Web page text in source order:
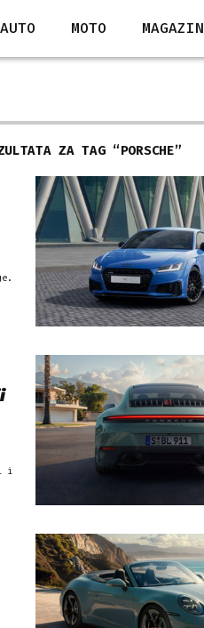
AUTO MOTO MAGAZIN
ZA TAG “PORSCHE”
i